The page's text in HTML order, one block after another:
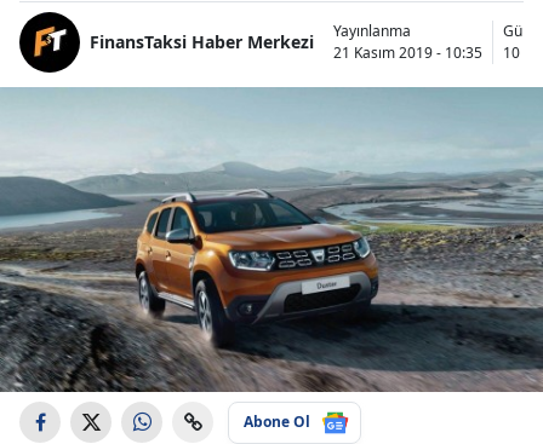
FinansTaksi Haber Merkezi
Yayınlanma
21 Kasım 2019 - 10:35
10
Abone Ol